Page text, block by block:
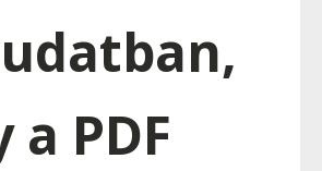
a PDF